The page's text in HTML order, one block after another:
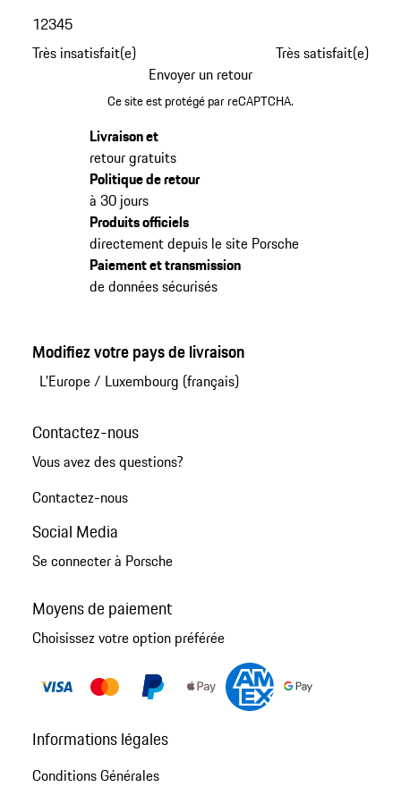
Très insatisfait(e)
12345
Très satisfait(e)
Envoyer un retour
Ce site est protégé par reCAPTCHA.
Livraison et
retour gratuits
Politique de retour
à 30 jours
Produits officiels
directement depuis le site Porsche
Paiement et transmission
de données sécurisés
Modifiez votre pays de livraison
L'Europe/ Luxembourg (français)
Contactez-nous
Vous avez des questions?
Contactez-nous
Social Media
Se connecter à Porsche
Moyens de paiement
Choisissez votre option préférée
Informations légales
Conditions Générales